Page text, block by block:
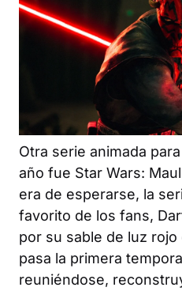
Otra serie animada
año fue Star Wars:
era de esperarse, la
favorito de los fans,
por su sable de luz
pasa la primera
reuniéndose,